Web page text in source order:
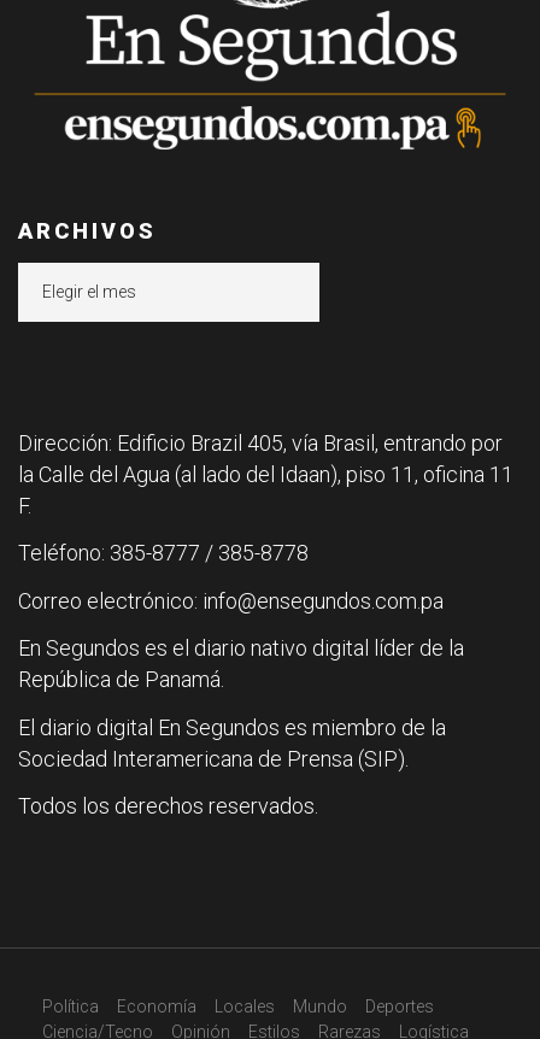
ARCHIVOS
Dirección: Edificio Brazil 405, vía Brasil, entrando por
la Calle del Agua (al lado del Idaan), piso 11, oficina 11
F.
Teléfono: 385-8777 / 385-8778
Correo electrónico: info@ensegundos.com.pa
En Segundos es el diario nativo digital líder de la
República de Panamá.
El diario digital En Segundos es miembro de la
Sociedad Interamericana de Prensa (SIP).
Todos los derechos reservados.
Política Economía Locales Mundo
Deportes
Ciencia/Tecno
Opinión Estilos Rarezas Logística